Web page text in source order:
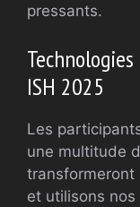
pressants.
ISH 2025
Les
une multitude
transformeront
et utilisons